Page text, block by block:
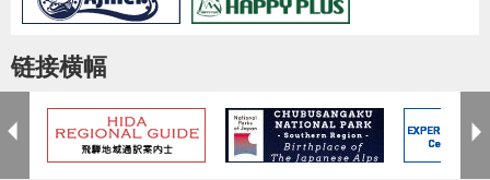
链接横幅